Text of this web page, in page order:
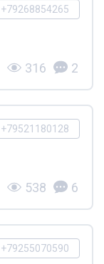
+79268854265
316 2
+79521180128
538 6
+79255070590